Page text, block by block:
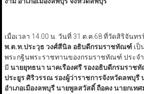
เมื่อเวลา 14.00 น. วันที่ 31 ต.ค.68 ที่วัดสิริจันท
พ.ต.ท.ประวุธ วงศ์สีนิล อธิบดีกรมราชทัณฑ์ เป็
พระกฐินพระราชทานของกรมราชทัณฑ์ ประจ
มี นายยุทธนา นาคเรืองศรี รองอธิบดีกรมราช
ประยูร ศิริวรรณ รองผู้ว่าราชการจังหวัดลพบุรี
อำเภอเมืองลพบุรี นายพูลสวัสดิ์ ถือคง นายกเท